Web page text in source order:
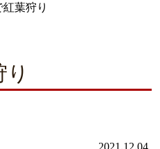
葉狩り
2021.12.04